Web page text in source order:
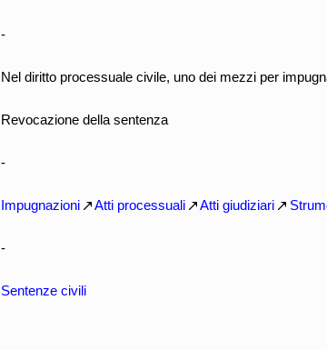
-
Nel diritto processuale civile, uno dei mezzi per
Revocazione della sentenza
-
Impugnazioni Atti processuali Atti giudiziari
-
Sentenze civili